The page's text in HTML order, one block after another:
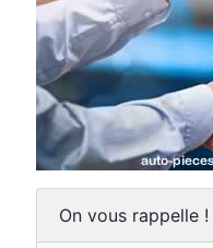
On vous rappelle !